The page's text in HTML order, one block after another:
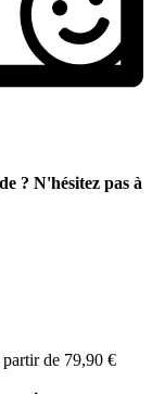
? N'hésitez pas à
partir de 79,90 €